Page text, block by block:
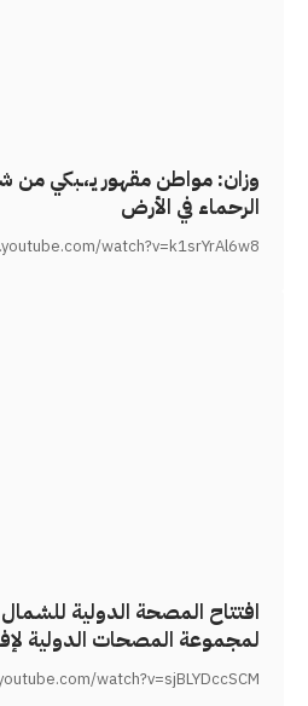
وزان: مواطن مقهور يـ،ـبكي من
الرحماء في الأرض
watch?v=k1srYrAl6w8
افتتاح المصحة الدولية للشمال
لمجموعة المصحات الدولية
watch?v=sjBLYDccSCM